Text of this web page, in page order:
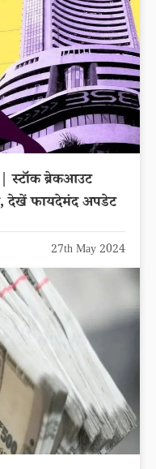
स्टॉक ब्रेकआउट
फायदेमंद अपडेट
27th May 2024